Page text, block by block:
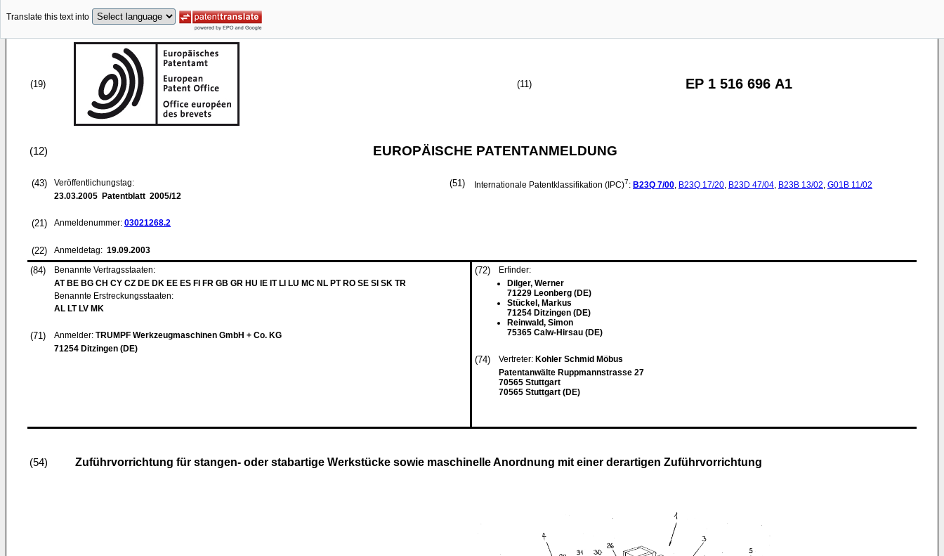
Translate this text into
(19) (11) EP 1 516 696 A1
(12) EUROPÄISCHE PATENTANMELDUNG
(43)
Veröffentlichungstag:
23.03.2005 Patentblatt 2005/12
(21) Anmeldenummer: 03021268.2
(22) Anmeldetag: 19.09.2003
(51) Internationale Patentklassifikation (IPC)7: B23Q 7/00, B23Q 17/20, B23D 47/04, B23B 13/02, G01B 11/02
(84)
Benannte Vertragsstaaten:
AT BE BG CH CY CZ DE DK EE ES FI FR GB GR HU IE IT LI LU MC NL PT RO SE SI SK TR
Benannte Erstreckungsstaaten:
AL LT LV MK
(71) Anmelder: TRUMPF Werkzeugmaschinen GmbH + Co. KG
71254 Ditzingen (DE)
(72)
Erfinder:
Dilger, Werner
71229 Leonberg (DE)
Stückel, Markus
71254 Ditzingen (DE)
Reinwald, Simon
75365 Calw-Hirsau (DE)
(74) Vertreter: Kohler Schmid Möbus
Patentanwälte Ruppmannstrasse 27
70565 Stuttgart
70565 Stuttgart (DE)
(54) Zuführvorrichtung für stangen- oder stabartige Werkstücke sowie maschinelle Anordnung mit einer derartigen Zuführvorrichtung